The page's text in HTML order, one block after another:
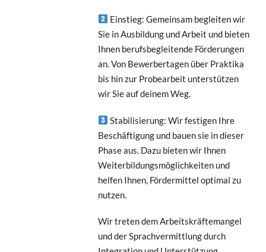
Einstieg: Gemeinsam begleiten wir
Sie in Ausbildung und Arbeit und bieten
Ihnen berufsbegleitende Förderungen
an. Von Bewerbertagen über Praktika
bis hin zur Probearbeit unterstützen
wir Sie auf deinem Weg.
Stabilisierung: Wir festigen Ihre
Beschäftigung und bauen sie in dieser
Phase aus. Dazu bieten wir Ihnen
Weiterbildungsmöglichkeiten und
helfen Ihnen, Fördermittel optimal zu
nutzen.
Wir treten dem Arbeitskräftemangel
und der Sprachvermittlung durch